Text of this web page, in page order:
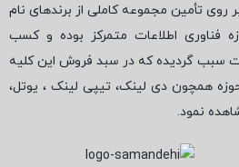
تأمین مجموعه کاملی از برندهای نام
فناوری اطلاعات متمرکز بوده و کسب
سبب گردیده که در سبد فروش این کلیه
همچون دی لینک، تیپی لینک ، یوتل،
نمود.